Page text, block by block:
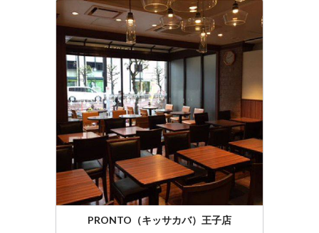
PRONTO（キッサカバ）王子店